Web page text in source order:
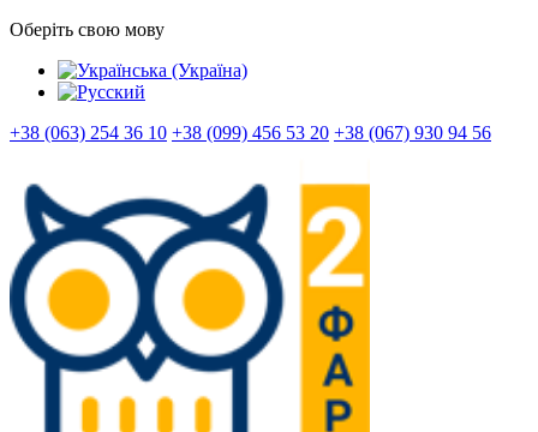
Оберіть свою мову
+38 (063) 254 36 10 +38 (099) 456 53 20 +38 (067) 930 94 56